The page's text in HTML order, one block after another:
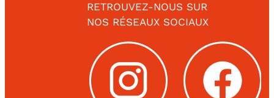
RETROUVEZ-NOUS SUR
NOS RÉSEAUX SOCIAUX